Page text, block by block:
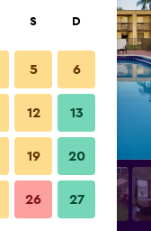
S D
5 6
12 13
19 20
26 27